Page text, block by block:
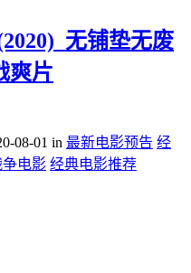
无铺垫无废
爽片
08-01 in 最新电影预告 经
电影 经典电影推荐